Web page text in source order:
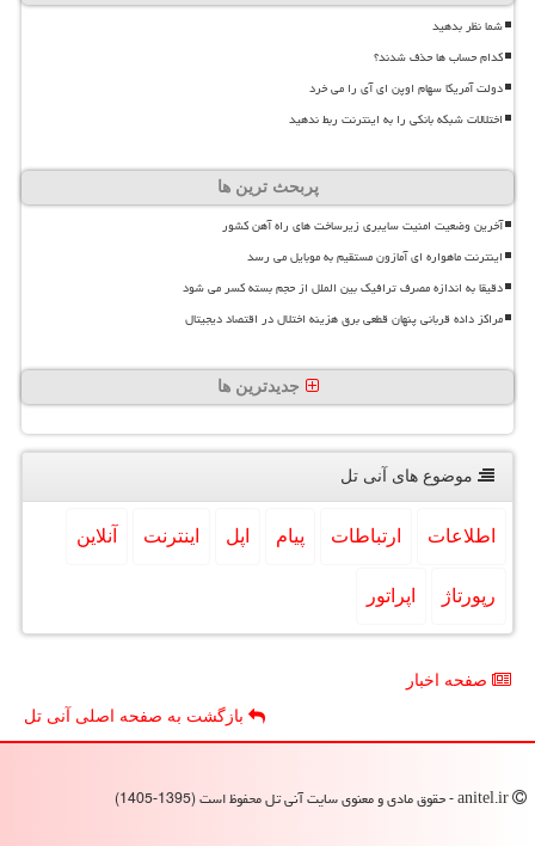
شما نظر بدهید
کدام حساب ها حذف شدند؟
دولت آمریکا سهام اوپن ای آی را می خرد
اختلالات شبکه بانکی را به اینترنت ربط ندهید
پربحث ترین ها
آخرین وضعیت امنیت سایبری زیرساخت های راه آهن کشور
اینترنت ماهواره ای آمازون مستقیم به موبایل می رسد
دقیقا به اندازه مصرف ترافیک بین الملل از حجم بسته کسر می شود
مراکز داده قربانی پنهان قطعی برق هزینه اختلال در اقتصاد دیجیتال
جدیدترین ها
موضوع های آنی تل
اطلاعات ارتباطات پیام اپل اینترنت آنلاین
رپورتاژ اپراتور
صفحه اخبار
بازگشت به صفحه اصلی آنی تل